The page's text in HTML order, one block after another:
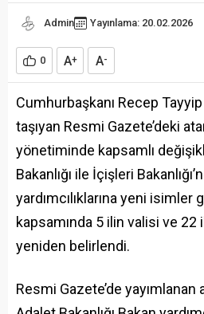
Admin Yayınlama: 20.02.2026
0 A+ A-
Cumhurbaşkanı Recep Tayyip
taşıyan Resmi Gazete’deki
yönetiminde kapsamlı
Bakanlığı ile İçişleri
yardımcılıklarına yeni isimler
kapsamında 5 ilin valisi ve 22
yeniden belirlendi.
Resmi Gazete’de yayımlanan